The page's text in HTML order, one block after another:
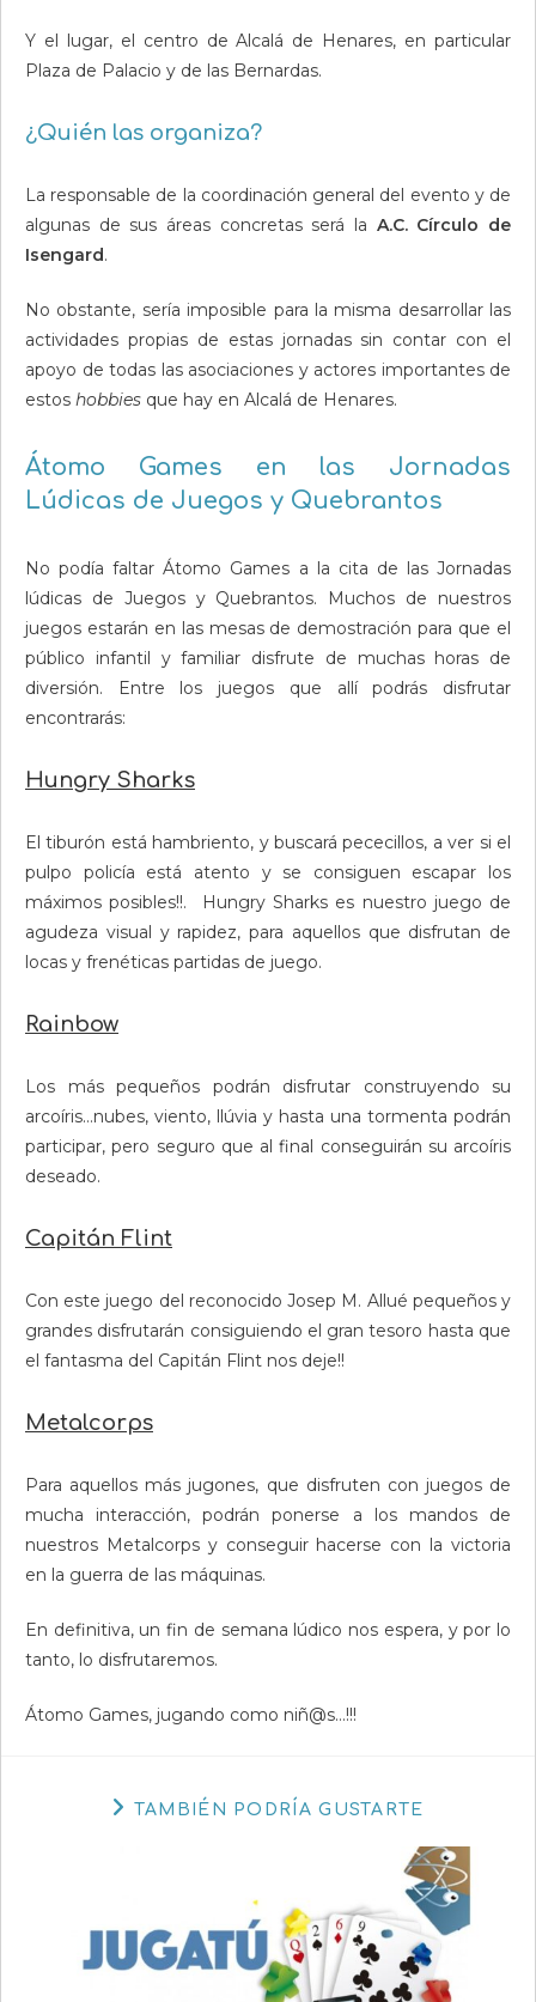
Y el lugar, el centro de Alcalá de Henares, en particular
Plaza de Palacio y de las Bernardas.
¿Quién las organiza?
La responsable de la coordinación general del evento y de
algunas de sus áreas concretas será la A.C. Círculo de
Isengard.
No obstante, sería imposible para la misma desarrollar las
actividades propias de estas jornadas sin contar con el
apoyo de todas las asociaciones y actores importantes de
estos hobbies que hay en Alcalá de Henares.
Átomo Games en las Jornadas
Lúdicas de Juegos y Quebrantos
No podía faltar Átomo Games a la cita de las Jornadas
lúdicas de Juegos y Quebrantos. Muchos de nuestros
juegos estarán en las mesas de demostración para que el
público infantil y familiar disfrute de muchas horas de
diversión. Entre los juegos que allí podrás disfrutar
encontrarás:
Hungry Sharks
El tiburón está hambriento, y buscará pececillos, a ver si el
pulpo policía está atento y se consiguen escapar los
máximos posibles!!. Hungry Sharks es nuestro juego de
agudeza visual y rapidez, para aquellos que disfrutan de
locas y frenéticas partidas de juego.
Rainbow
Los más pequeños podrán disfrutar construyendo su
arcoíris…nubes, viento, llúvia y hasta una tormenta podrán
participar, pero seguro que al final conseguirán su arcoíris
deseado.
Capitán Flint
Con este juego del reconocido Josep M. Allué pequeños y
grandes disfrutarán consiguiendo el gran tesoro hasta que
el fantasma del Capitán Flint nos deje!!
Metalcorps
Para aquellos más jugones, que disfruten con juegos de
mucha interacción, podrán ponerse a los mandos de
nuestros Metalcorps y conseguir hacerse con la victoria
en la guerra de las máquinas.
En definitiva, un fin de semana lúdico nos espera, y por lo
tanto, lo disfrutaremos.
Átomo Games, jugando como niñ@s…!!!
TAMBIÉN PODRÍA GUSTARTE